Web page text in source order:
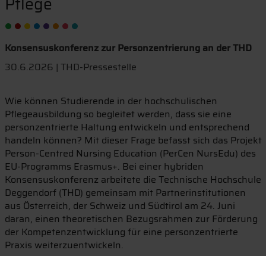
Konsensuskonferenz zur Personzentrierung an der THD
30.6.2026 | THD-Pressestelle
Wie können Studierende in der hochschulischen
Pflegeausbildung so begleitet werden, dass sie eine
personzentrierte Haltung entwickeln und entsprechend
handeln können? Mit dieser Frage befasst sich das Projekt
Person-Centred Nursing Education (PerCen NursEdu) des
EU-Programms Erasmus+. Bei einer hybriden
Konsensuskonferenz arbeitete die Technische Hochschule
Deggendorf (THD) gemeinsam mit Partnerinstitutionen
aus Österreich, der Schweiz und Südtirol am 24. Juni
daran, einen theoretischen Bezugsrahmen zur Förderung
der Kompetenzentwicklung für eine personzentrierte
Praxis weiterzuentwickeln.